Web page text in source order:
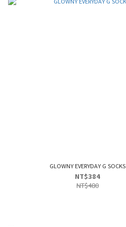
GLOWNY EVERYDAY G SOCKS
NT$384
NT$480